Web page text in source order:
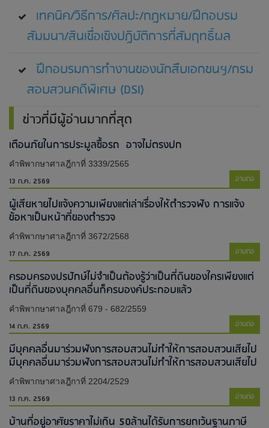
เทคนิค/วิธีการ/ศิลปะ/กฎหมาย/ฝึกอบรม
สัมมนา/สินเชื่อเชิงปฏิบัติการที่สัมฤทธิ์ผล
ฝึกอบรมการทำงานของนักสืบเอกชนฯ/กรม
สอบสวนคดีพิเศษ (DSI)
ข่าวที่มีผู้อ่านมากที่สุด
เตือนภัยในการประมูลซื้อรถ อาจไม่ตรงปก
คำพิพากษาศาลฎีกาที่ 3339/2565
13 ก.ค. 2569 อ่านต่อ
ผู้เสียหายไปแจ้งความเพียงแต่เล่าเรื่องให้ตำรวจฟัง การแจ้ง
ข้อหาเป็นหน้าที่ของตำรวจ
คำพิพากษาศาลฎีกาที่ 3672/2568
17 ก.ค. 2569 อ่านต่อ
ครอบครองปรปักษ์ไม่จำเป็นต้องรู้ว่าเป็นที่ดินของใครเพียงแต่
เป็นที่ดินของบุคคลอื่นก็ครบองค์ประกอบแล้ว
คำพิพากษาศาลฎีกาที่ 679 - 682/2559
14 ก.ค. 2569 อ่านต่อ
มีบุคคลอื่นมาร่วมฟังการสอบสวนไม่ทำให้การสอบสวนเสียไป​
มีบุคคลอื่นมาร่วมฟังการสอบสวนไม่ทำให้การสอบสวนเสียไป​
คำพิพากษาศาลฎีกาที่ 2204/2529
13 ก.ค. 2569 อ่านต่อ
บ้านที่อยู่อาศัยราคาไม่เกิน 50ล้านได้รับการยกเว้นฐานภาษี